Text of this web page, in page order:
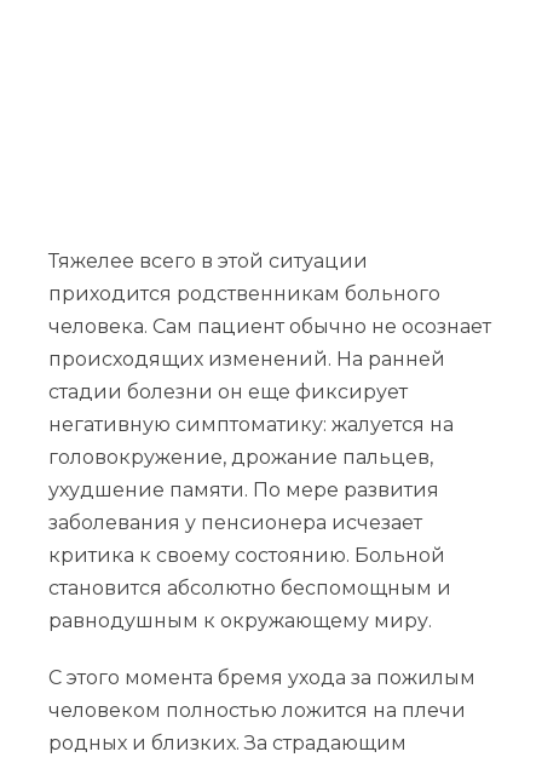
Тяжелее всего в этой ситуации
приходится родственникам больного
человека. Сам пациент обычно не осознает
происходящих изменений. На ранней
стадии болезни он еще фиксирует
негативную симптоматику: жалуется на
головокружение, дрожание пальцев,
ухудшение памяти. По мере развития
заболевания у пенсионера исчезает
критика к своему состоянию. Больной
становится абсолютно беспомощным и
равнодушным к окружающему миру.
С этого момента бремя ухода за пожилым
человеком полностью ложится на плечи
родных и близких. За страдающим